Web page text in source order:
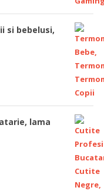
si bebelusi,
lama